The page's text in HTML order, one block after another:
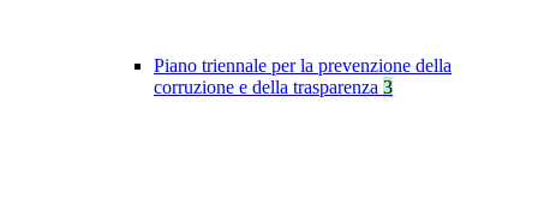
Piano triennale per la prevenzione della
corruzione e della trasparenza 3